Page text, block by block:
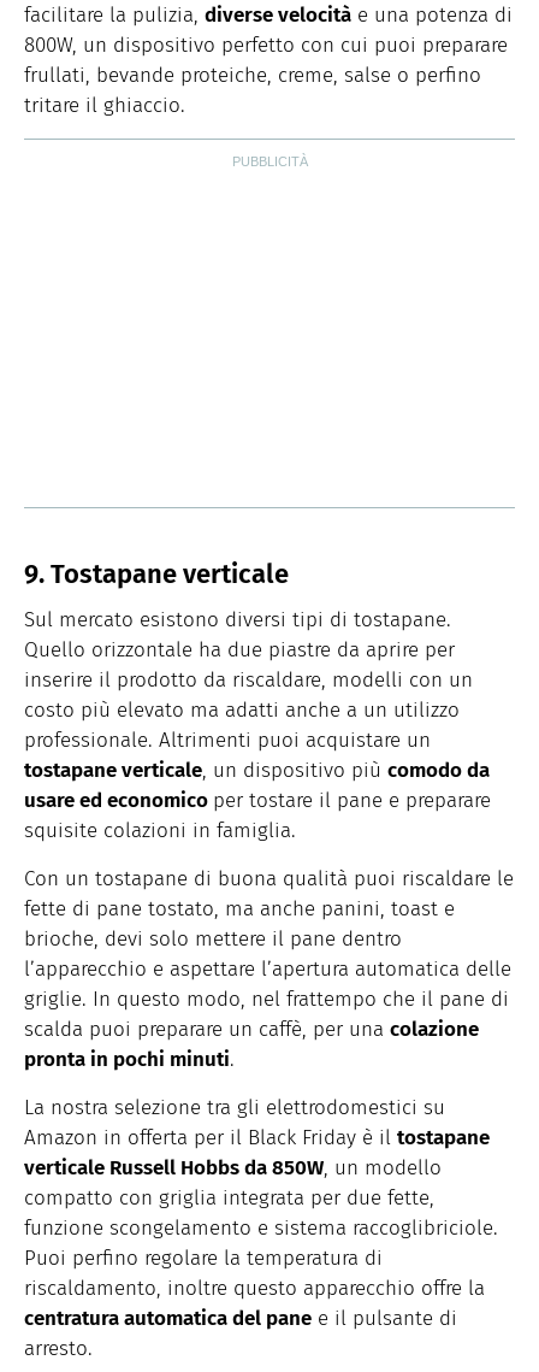
facilitare la pulizia, diverse velocità e una potenza di
800W, un dispositivo perfetto con cui puoi preparare
frullati, bevande proteiche, creme, salse o perfino
tritare il ghiaccio.
9. Tostapane verticale
Sul mercato esistono diversi tipi di tostapane.
Quello orizzontale ha due piastre da aprire per
inserire il prodotto da riscaldare, modelli con un
costo più elevato ma adatti anche a un utilizzo
professionale. Altrimenti puoi acquistare un
tostapane verticale, un dispositivo più comodo da
usare ed economico per tostare il pane e preparare
squisite colazioni in famiglia.
Con un tostapane di buona qualità puoi riscaldare le
fette di pane tostato, ma anche panini, toast e
brioche, devi solo mettere il pane dentro
l’apparecchio e aspettare l’apertura automatica delle
griglie. In questo modo, nel frattempo che il pane di
scalda puoi preparare un caffè, per una colazione
pronta in pochi minuti.
La nostra selezione tra gli elettrodomestici su
Amazon in offerta per il Black Friday è il tostapane
verticale Russell Hobbs da 850W, un modello
compatto con griglia integrata per due fette,
funzione scongelamento e sistema raccoglibriciole.
Puoi perfino regolare la temperatura di
riscaldamento, inoltre questo apparecchio offre la
centratura automatica del pane e il pulsante di
arresto.